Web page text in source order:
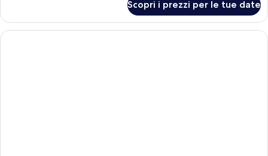
Scopri i prezzi per le tue date